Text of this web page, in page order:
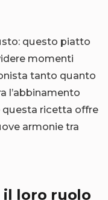
questo piatto
momenti
tanto quanto
l’abbinamento
questa ricetta offre
armonie tra
loro ruolo